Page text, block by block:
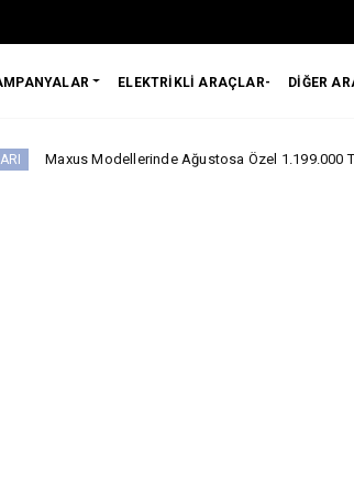
ELEKTRİKLİ ARAÇLAR- DİĞER
Ağustosa Özel 1.199.000 Tl’den Başlayan